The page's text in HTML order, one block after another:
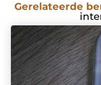
Gerelateerde